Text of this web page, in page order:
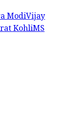
ModiVijay
KohliMS